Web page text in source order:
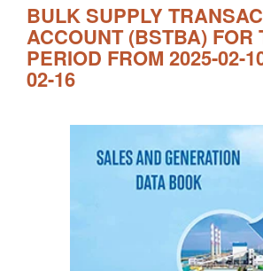
BULK SUPPLY
ACCOUNT (BSTBA) FOR
PERIOD FROM 2025-02-
02-16